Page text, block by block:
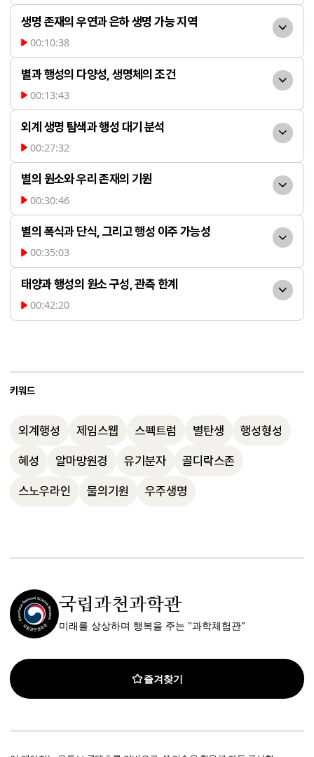
지는 대기 스펙트럼 관측을 통해 추정합니
다. 예를 들어, 지구의 대기에는 물과 오존이
존재해 생명 발현 조건을 갖추었음을 알 수
있습니다. 제임스 웹 우주망원경은 외계 행
등)를 관측하지만, 현재까지는 주로 기체 행
주로 설선 바깥에서 얼음 형태로 존재하며,
혜성 등 차가운 천체가 이 물질들을 지구로
운반한 것으로 추정됩니다. 제임스 웹 우주
망원경과 로제타 미션 등은 혜성에서 물과
다양한 유기 분자가 존재함을 확인하였고,
이는 지구에 생명에 필요한 물질이 전달된
원시 행성계 원반에서 유기
분자를 관측하는 것은 매우 어렵지만, 폭발
게 데워져 많은 유기 분자가 기체 상태로 존
재하게 됩니다. 알마 전파망원경을 통해 다
는 별이 만들어지는 과정에서 행성에 생명
발현에 필요한 물질이 이미 포함되어 있음을
보여줍니다. 이러한 발견은 별 탄생 과정의
었음을 시사합니다.
생명 존재의 우연과 은하 생명 가능 지역
00:10:38
우리 태양계와 지구가 존재
할 수 있었던 것은 은하 내에서 적절한 위치
심은 별 탄생률이 높아 생명에 적합하지 않
고, 외곽은 원소가 부족합니다. 태양은 원소
위치해 있어 생명체가 탄생할 수 있었습니
다. 이는 별 탄생의 물리 법칙이 만들어낸 필
연과, 태양이 적절한 위치에 태어난 우연이
별과 행성의 다양성, 생명체의 조건
00:13:43
별과 행성의 형태는 물리 법
칙에 따라 대부분 구형이나 원반 형태로 형
도, 실험적으로 생명체를 직접 만들 수는 없
습니다. 별의 성장 패턴은 환경에 따라 다양
성의 구성 원소와 생명 발현 가능성이 달라
집니다. 현재의 별들은 다양한 원소를 포함
하고 있어 암석 행성과 생명 현상이 가능하
외계 생명 탐색과 행성 대기 분석
00:27:32
제임스 웹 우주망원경은 외
계 행성의 대기 성분을 분석해 생명 현상 가
소, 물 등 특정 분자의 존재는 생명 활동의 간
접적 증거가 됩니다. 그러나 실제 생명체의
습니다. 또한, 혜성이나 소행성에서 물의 흔
적을 찾는 연구도 진행되고 있습니다.
별의 원소와 우리 존재의 기원
00:30:46
별이 만들어내는 다양한 원
소는 우리의 몸을 구성하는 데 필수적입니
원소를 만들어냈음을 알게 되었고, 이는 우
리가 모두 별에서 왔다는 사실을 과학적으로
요한 부분입니다.
별의 폭식과 단식, 그리고 행성 이주 가능성
00:35:03
별이 성장하는 과정에서 폭
식과 단식 패턴이 나타나는 것은 원반의 동
소 기반 생명체가 가장 유력하다고 여겨집니
현실적인 후보로 제시됩니다.
태양과 행성의 원소 구성, 관측 한계
00:42:20
태양과 지구는 동일한 원소
석 행성은 기체 행성보다 질량이 클 수 없으
며, 우주 관측은 빛이 도달할 수 있는 한계까
전에 달려 있습니다.
키워드
외계행성 제임스웹 스펙트럼 별탄생 행성형성
혜성 알마망원경 유기분자 골디락스존
스노우라인 물의기원 우주생명
국립과천과학관
미래를 상상하며 행복을 주는 "과학체험관"
즐겨찾기